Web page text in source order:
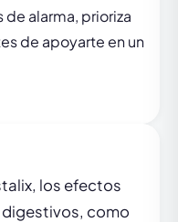
alarma, prioriza
de apoyarte en un
los efectos
digestivos, como